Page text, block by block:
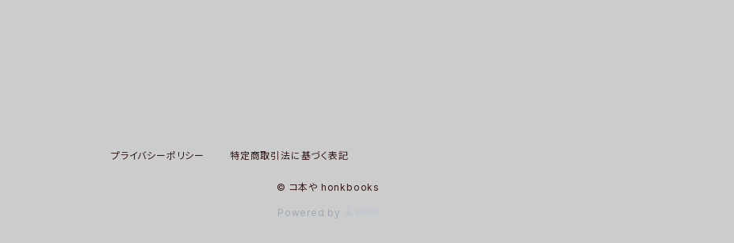
プライバシーポリシー 特定商取引法に基づく表記
© コ本や honkbooks
Powered by